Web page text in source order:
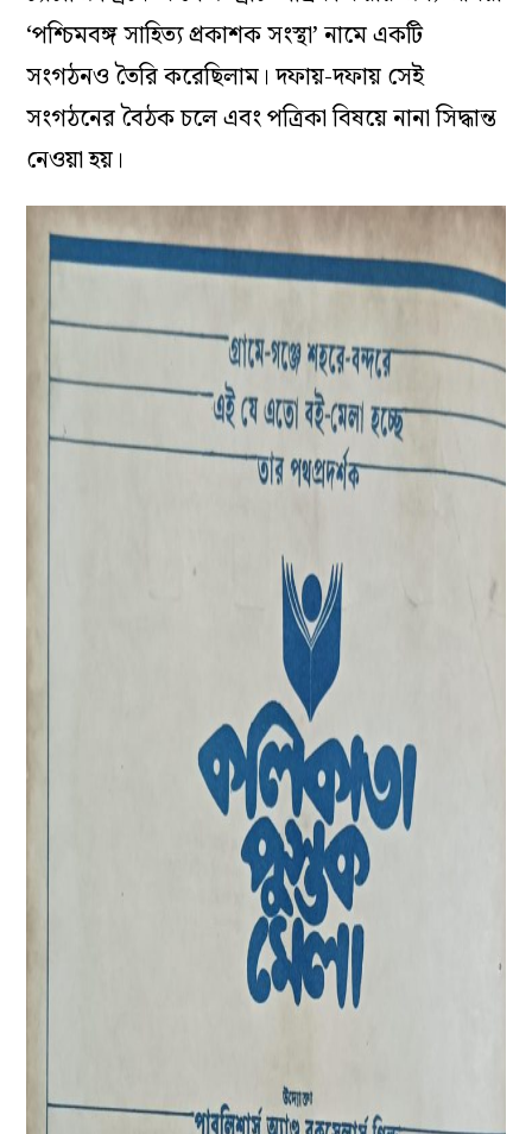
‘পশ্চিমবঙ্গ সাহিত্য প্রকাশক সংস্থা’ নামে একটি
সংগঠনও তৈরি করেছিলাম। দফায়-দফায় সেই
সংগঠনের বৈঠক চলে এবং পত্রিকা বিষয়ে নানা সিদ্ধান্ত
নেওয়া হয়।